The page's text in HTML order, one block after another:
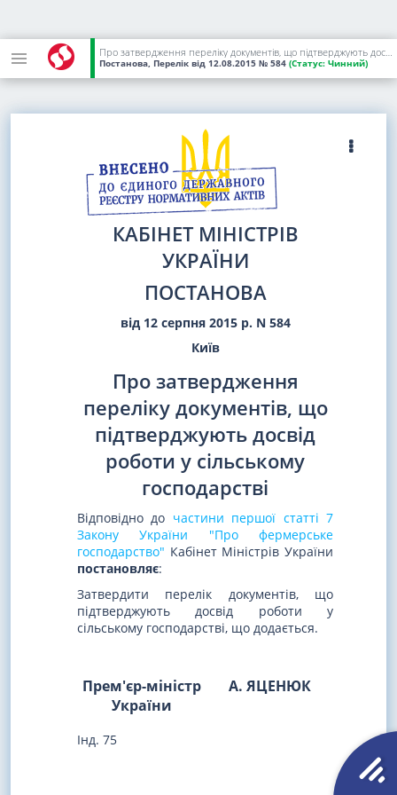
Про затвердження переліку документів, що підтверджують досвід роботи у сільському господарстві
Постанова, Перелік від 12.08.2015 № 584 (Статус: Чинний)
КАБІНЕТ МІНІСТРІВ
УКРАЇНИ
ПОСТАНОВА
від 12 серпня 2015 р. N 584
Київ
Про затвердження
переліку документів, що
підтверджують досвід
роботи у сільському
господарстві
Відповідно до частини першої статті 7
Закону України "Про фермерське
господарство" Кабінет Міністрів України
постановляє:
Затвердити перелік документів, що
підтверджують досвід роботи у
сільському господарстві, що додається.
Прем'єр-міністр
України
А. ЯЦЕНЮК
Інд. 75